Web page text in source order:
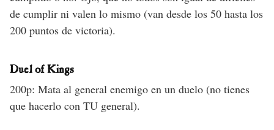
de cumplir ni valen lo mismo (van desde los 50 hasta los
200 puntos de victoria).
Duel of Kings
200p: Mata al general enemigo en un duelo (no tienes
que hacerlo con TU general).